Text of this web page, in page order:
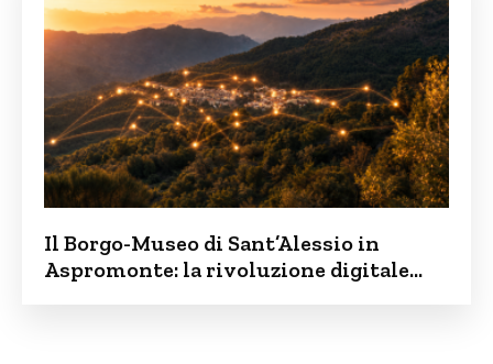
Il Borgo-Museo di Sant’Alessio in
Aspromonte: la rivoluzione digitale